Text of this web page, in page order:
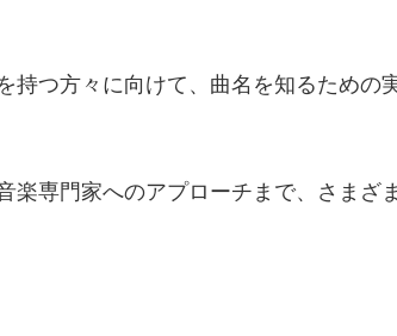
持つ方々に向けて、曲名を知るための
楽専門家へのアプローチまで、さまざ